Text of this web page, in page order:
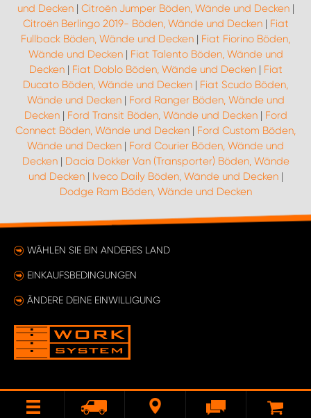
und Decken| Citroën Jumper Böden, Wände und Decken|
Citroën Berlingo 2019- Böden, Wände und Decken| Fiat
Fullback Böden, Wände und Decken | Fiat Fiorino Böden,
Wände und Decken| Fiat Talento Böden, Wände und
Decken| Fiat Doblo Böden, Wände und Decken| Fiat
Ducato Böden, Wände und Decken | Fiat Scudo Böden,
Wände und Decken| Ford Ranger Böden, Wände und
Decken| Ford Transit Böden, Wände und Decken| Ford
Connect Böden, Wände und Decken | Ford Custom Böden,
Wände und Decken | Ford Courier Böden, Wände und
Decken| Dacia Dokker Van (Transporter) Böden, Wände
und Decken| Iveco Daily Böden, Wände und Decken|
Dodge Ram Böden, Wände und Decken
WÄHLEN SIE EIN ANDERES LAND
EINKAUFSBEDINGUNGEN
ÄNDERE DEINE EINWILLIGUNG